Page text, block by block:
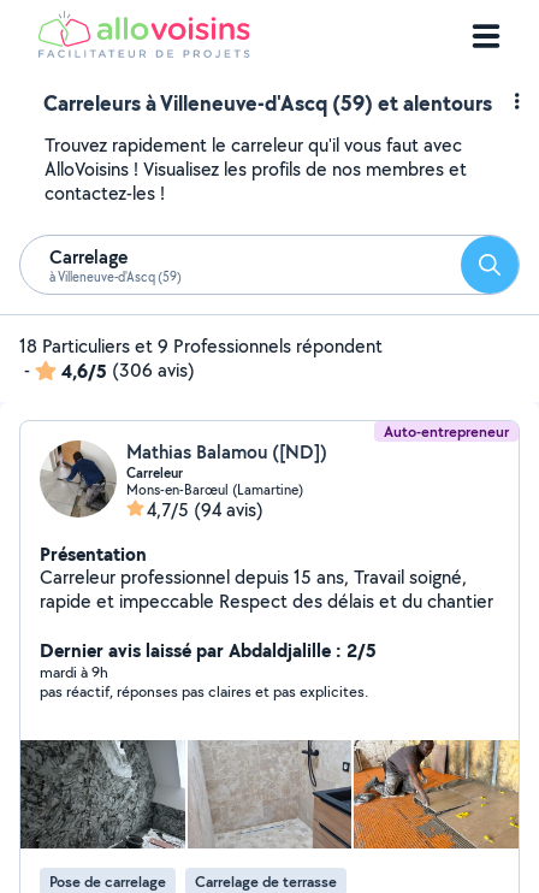
Carreleurs à Villeneuve-d'Ascq (59) et alentours
Trouvez rapidement le carreleur qu'il vous faut avec
AlloVoisins ! Visualisez les profils de nos membres et
contactez-les !
Carrelage
à Villeneuve-d'Ascq (59)
18 Particuliers et 9 Professionnels répondent
-
4,6/5 (306 avis)
Auto-entrepreneur
Mathias Balamou ([ND])
Carreleur
Mons-en-Barœul (Lamartine)
4,7/5 (94 avis)
Présentation
Carreleur professionnel depuis 15 ans, Travail soigné,
rapide et impeccable Respect des délais et du chantier
Dernier avis laissé par Abdaldjalille : 2/5
mardi à 9h
pas réactif, réponses pas claires et pas explicites.
Pose de carrelage Carrelage de terrasse